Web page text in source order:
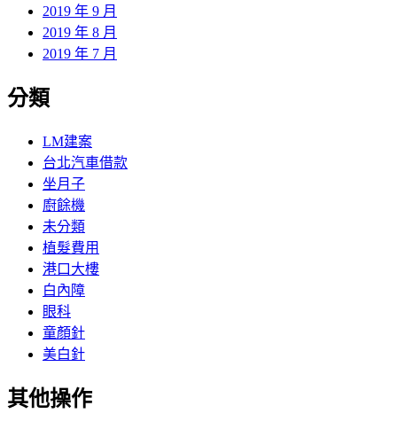
2019 年 9 月
2019 年 8 月
2019 年 7 月
分類
LM建案
台北汽車借款
坐月子
廚餘機
未分類
植髮費用
港口大樓
白內障
眼科
童顏針
美白針
其他操作